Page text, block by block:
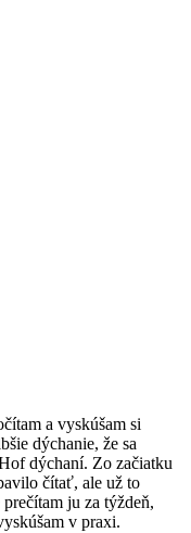
a vyskúšam si
dýchanie, že sa
dýchaní. Zo začiatku
čítať, ale už to
ju za týždeň,
v praxi.